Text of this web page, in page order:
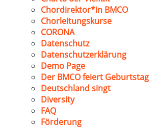
Chordirektor*in BMCO
Chorleitungskurse
CORONA
Datenschutz
Datenschutzerklärung
Demo Page
Der BMCO feiert Geburtstag
Deutschland singt
Diversity
FAQ
Förderung